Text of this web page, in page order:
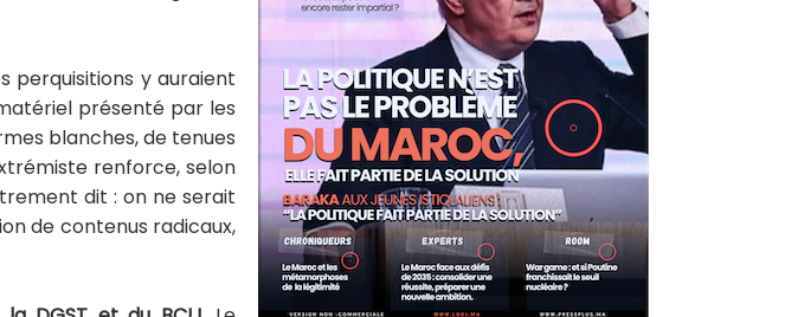
perquisitions y auraient
présenté par les
blanches, de tenues
renforce, selon
dit : on ne serait
de contenus radicaux,